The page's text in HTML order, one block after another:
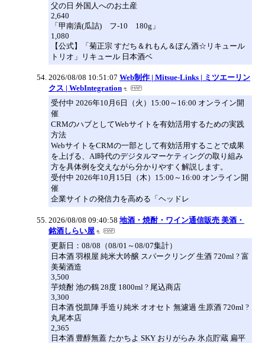
父の日 外国人へのお土産
2,640
「甲南漬(瓜詰) フ-10 180g」
1,080
【公式】「菊正宗 すだち＆れもん＆ぽん酒☆リキュール
トリオ」リキュール 日本酒ベ
2026/08/08 10:51:07 Web制作 | Mitsue-Links | ミツエーリン
クス | WebIntegration
受付中 2026年10月6日（火）15:00～16:00 オンライン開
催
CRMのハブとしてWebサイトを有効活用するための実践
方法
WebサイトをCRMの一部として有効活用することで成果
を上げる、AI時代のデジタルマーケティングの取り組み
方を具体例を交えながら分かりやすく解説します。
受付中 2026年10月15日（木）15:00～16:00 オンライン開
催
企業サイトの発信力を高める「ヘッドレ
2026/08/08 09:40:58 地酒・焼酎・ワイン通信販売 美酒・
銘酒しらい屋
更新日：08/08（08/01～08/07集計）
日本酒 羽根屋 純米大吟醸 スパークリング 生酒 720ml ? 富
美菊酒造
3,500
芋焼酎 池の鶴 28度 1800ml ? 尾込商店
3,300
日本酒 悦凱陣 手造り純米 オオセト 無濾過 生原酒 720ml ?
丸尾本店
2,365
日本酒 豊醇無蓋 たかちよ SKY おりがらみ 氷点貯蔵 扁平